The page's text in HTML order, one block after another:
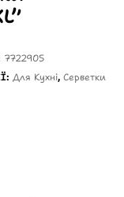
7722905
Для Кухні,Серветки